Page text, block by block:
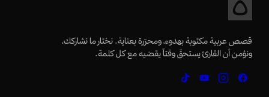
قصص عربية مكتوبة بهدوء، ومحرّرة بعناية. نختار ما نشاركك،
ونؤمن أن القارئ يستحقّ وقتاً يقضيه مع كل كلمة.